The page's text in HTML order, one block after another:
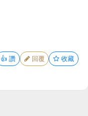
👍 讚 回覆 收藏